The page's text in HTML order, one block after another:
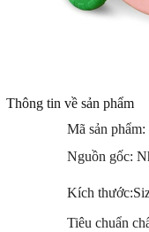
Thông tin về sản phẩm
Mã sản
Nguồn gốc:
Kích
Tiêu chuẩn